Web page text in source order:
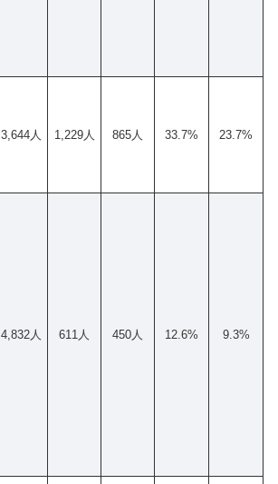
3,644人 1,229人 865人 33.7% 23.7%
4,832人 611人 450人 12.6% 9.3%